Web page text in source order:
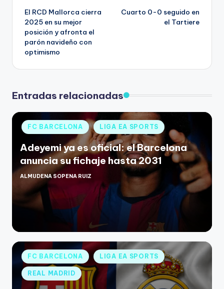
El RCD Mallorca cierra
2025 en su mejor
posición y afronta el
parón navideño con
optimismo
Cuarto 0-0 seguido en
el Tartiere
Entradas relacionadas
FC BARCELONA LIGA EA SPORTS
Adeyemi ya es oficial: el Barcelona
anuncia su fichaje hasta 2031
ALMUDENA SOPENA RUIZ
FC BARCELONA LIGA EA SPORTS
REAL MADRID